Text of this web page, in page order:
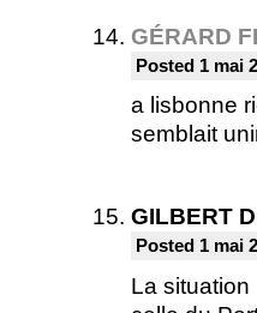
GÉRARD
Posted 1 mai
a lisbonne
semblait
GILBERT
Posted 1 mai
La